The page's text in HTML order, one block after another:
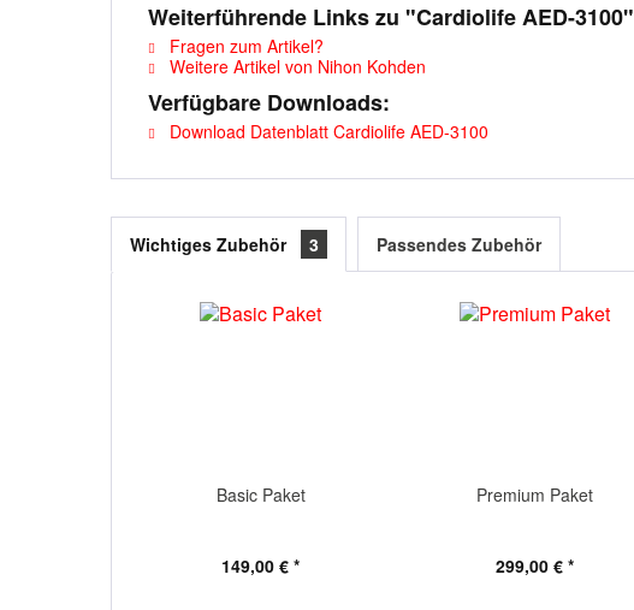
Weiterführende Links zu "Cardiolife AED-3100"
Fragen zum Artikel?
Weitere Artikel von Nihon Kohden
Verfügbare Downloads:
Download Datenblatt Cardiolife AED-3100
Wichtiges Zubehör 3 Passendes Zubehör
Basic Paket
149,00 € *
Premium Paket
299,00 € *